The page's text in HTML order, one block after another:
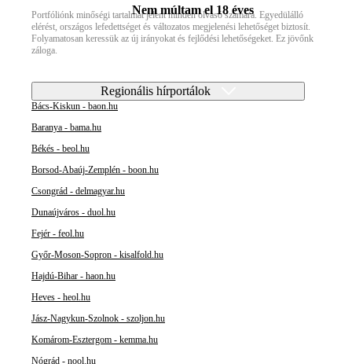
Nem múltam el 18 éves
Portfóliónk minőségi tartalmat jelent minden olvasó számára. Egyedülálló
elérést, országos lefedettséget és változatos megjelenési lehetőséget biztosít.
Folyamatosan keressük az új irányokat és fejlődési lehetőségeket. Ez jövőnk
záloga.
Regionális hírportálok
Bács-Kiskun - baon.hu
Baranya - bama.hu
Békés - beol.hu
Borsod-Abaúj-Zemplén - boon.hu
Csongrád - delmagyar.hu
Dunaújváros - duol.hu
Fejér - feol.hu
Győr-Moson-Sopron - kisalfold.hu
Hajdú-Bihar - haon.hu
Heves - heol.hu
Jász-Nagykun-Szolnok - szoljon.hu
Komárom-Esztergom - kemma.hu
Nógrád - nool.hu